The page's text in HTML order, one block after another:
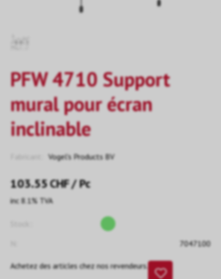
PFW 4710 Support
mural pour écran
inclinable
Vogel's Products BV
103.55CHF/ Pc
inc 8.1% TVA
7047100
Achetez des articles chez nos revendeurs.